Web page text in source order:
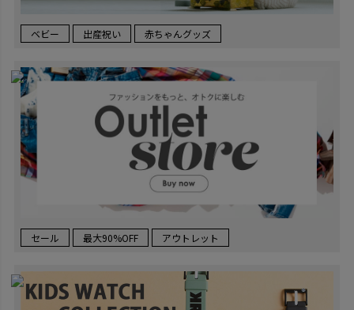
ベビー 出産祝い 赤ちゃんグッズ
セール 最大90%OFF アウトレット